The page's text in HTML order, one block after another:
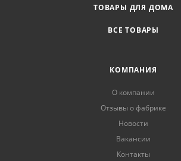
ТОВАРЫ ДЛЯ ДОМА
ВСЕ ТОВАРЫ
КОМПАНИЯ
О компании
Отзывы о фабрике
Новости
Вакансии
Контакты